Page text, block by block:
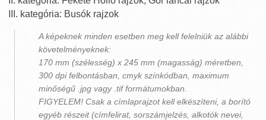
III. kategória: Busók rajzok
A képeknek minden esetben meg kell felelniük az alábbi
követelményeknek:
170 mm (szélesség) x 245 mm (magasság) méretben,
300 dpi felbontásban, cmyk színkódban, maximum
minőségű .jpg vagy .tif formátumokban.
FIGYELEM! Csak a címlaprajzot kell elkészíteni, a borító
egyéb részeit (címfelirat, sorszámjelzés, alkotók nevei,